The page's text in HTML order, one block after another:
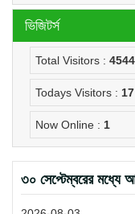
৩০ সেপ্টেম্বরের মধ্যে
ভিজিটর্স
Total Visitors :
Todays Visitors : 17
Now Online : 1